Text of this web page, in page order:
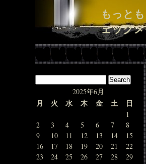
もっと
ェック
2025年6月
月 火 水 木 金 土 日
1
2
3 4 5 6 7
8
9
10 11 12 13 14
15
16
17 18 19 20 21
22
23
24 25 26 27 28
29